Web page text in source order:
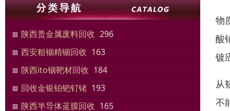
陕西贵金属废料回收 296
西安粗铟精铟回收 163
陕西ito铟靶材回收 184
回收金银铂钯钌铑 193
陕西半导体蓝膜回收 165
物
酸
镀
从
不